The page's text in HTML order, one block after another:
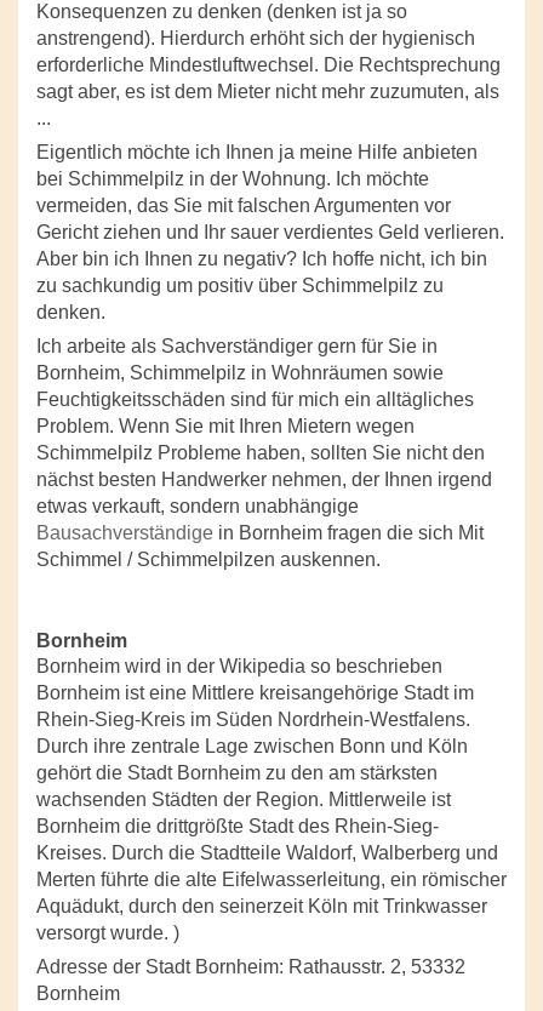
Konsequenzen zu denken (denken ist ja so
anstrengend). Hierdurch erhöht sich der hygienisch
erforderliche Mindestluftwechsel. Die Rechtsprechung
sagt aber, es ist dem Mieter nicht mehr zuzumuten, als
...
Eigentlich möchte ich Ihnen ja meine Hilfe anbieten
bei Schimmelpilz in der Wohnung. Ich möchte
vermeiden, das Sie mit falschen Argumenten vor
Gericht ziehen und Ihr sauer verdientes Geld verlieren.
Aber bin ich Ihnen zu negativ? Ich hoffe nicht, ich bin
zu sachkundig um positiv über Schimmelpilz zu
denken.
Ich arbeite als Sachverständiger gern für Sie in
Bornheim, Schimmelpilz in Wohnräumen sowie
Feuchtigkeitsschäden sind für mich ein alltägliches
Problem. Wenn Sie mit Ihren Mietern wegen
Schimmelpilz Probleme haben, sollten Sie nicht den
nächst besten Handwerker nehmen, der Ihnen irgend
etwas verkauft, sondern unabhängige
Bausachverständige in Bornheim fragen die sich Mit
Schimmel / Schimmelpilzen auskennen.
Bornheim
Bornheim wird in der Wikipedia so beschrieben
Bornheim ist eine Mittlere kreisangehörige Stadt im
Rhein-Sieg-Kreis im Süden Nordrhein-Westfalens.
Durch ihre zentrale Lage zwischen Bonn und Köln
gehört die Stadt Bornheim zu den am stärksten
wachsenden Städten der Region. Mittlerweile ist
Bornheim die drittgrößte Stadt des Rhein-Sieg-
Kreises. Durch die Stadtteile Waldorf, Walberberg und
Merten führte die alte Eifelwasserleitung, ein römischer
Aquädukt, durch den seinerzeit Köln mit Trinkwasser
versorgt wurde. )
Adresse der Stadt Bornheim: Rathausstr. 2, 53332
Bornheim